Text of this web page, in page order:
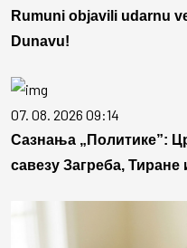
Rumuni objavili udarnu
Dunavu!
07. 08. 2026 09:14
Сазнања „Политике”:
савезу Загреба,